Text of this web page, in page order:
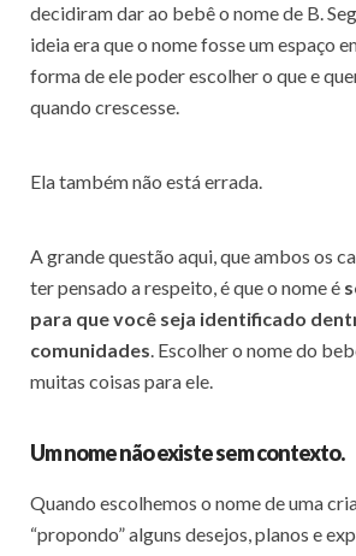
decidiram dar ao bebê o nome de B.
ideia era que o nome fosse um espaço
forma de ele poder escolher o que e
quando crescesse.
Ela também não está errada.
A grande questão aqui, que ambos os
ter pensado a respeito, é que o nome é
para que você seja identificado
comunidades. Escolher o nome do
muitas coisas para ele.
Um nome não existe sem contexto.
Quando escolhemos o nome de uma
“propondo” alguns desejos, planos e